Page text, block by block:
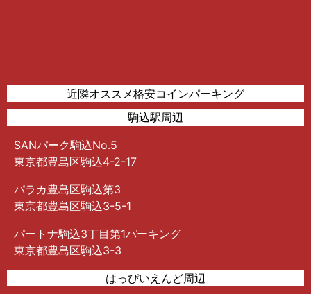
近隣オススメ格安コインパーキング
駒込駅周辺
SANパーク駒込No.5
東京都豊島区駒込4-2-17
パラカ豊島区駒込第3
東京都豊島区駒込3-5-1
パートナ駒込3丁目第1パーキング
東京都豊島区駒込3-3
はっぴいえんど周辺